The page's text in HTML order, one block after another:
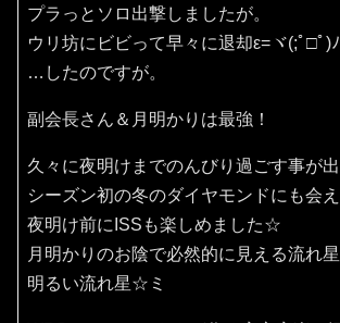
プラっとソロ出撃しましたが。
ウリ坊にビビって早々に退却ε=ヾ(;ﾟ□ﾟ)ﾉ
…したのですが。
副会長さん＆月明かりは最強！
久々に夜明けまでのんびり過ごす事が
シーズン初の冬のダイヤモンドにも会え
夜明け前にISSも楽しめました☆
月明かりのお陰で必然的に見える流れ
明るい流れ星☆ミ